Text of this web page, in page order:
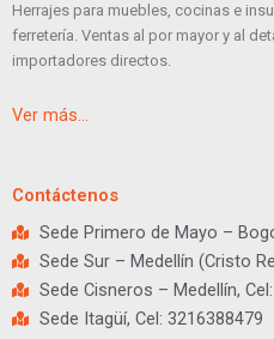
Herrajes para muebles, cocinas e
ferretería. Ventas al por mayor y al
importadores directos.
Ver más…
Contáctenos
Sede Primero de Mayo –
Sede Sur – Medellín (Cristo
Sede Cisneros – Medellín,
Sede Itagüí, Cel: 3216388479